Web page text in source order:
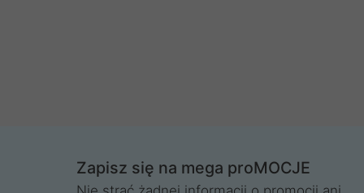
Zapisz się na mega proMOCJE